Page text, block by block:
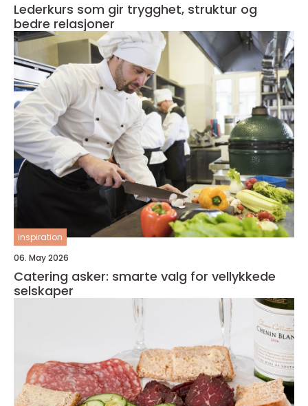
Lederkurs som gir trygghet, struktur og
bedre relasjoner
inspiration
06. May 2026
Catering asker: smarte valg for vellykkede
selskaper